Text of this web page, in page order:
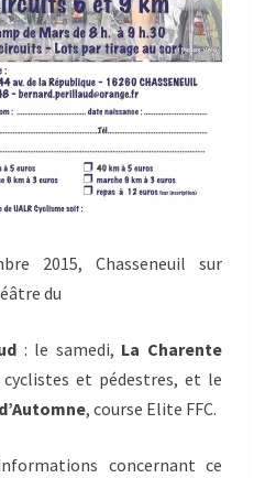
2015, Chasseneuil sur
du
: le samedi, La Charente
cyclistes et pédestres, et le
, course Elite FFC.
concernant ce